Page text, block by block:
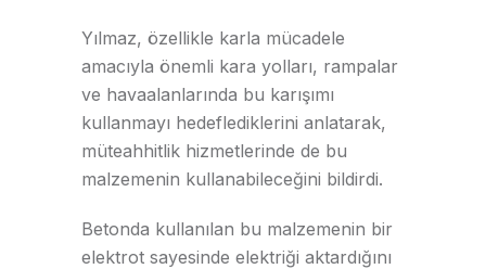
Yılmaz, özellikle karla mücadele
amacıyla önemli kara yolları, rampalar
ve havaalanlarında bu karışımı
kullanmayı hedeflediklerini anlatarak,
müteahhitlik hizmetlerinde de bu
malzemenin kullanabileceğini bildirdi.
Betonda kullanılan bu malzemenin bir
elektrot sayesinde elektriği aktardığını